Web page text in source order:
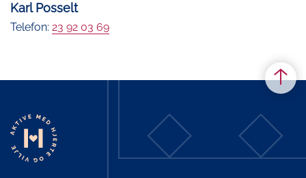
Karl Posselt
Telefon: 23 92 03 69